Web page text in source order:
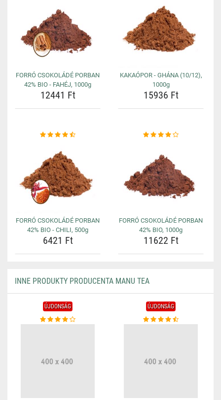
FORRÓ CSOKOLÁDÉ PORBAN
42% BIO - FAHÉJ, 1000g
12441 Ft
KAKAÓPOR - GHÁNA (10/12),
1000g
15936 Ft
FORRÓ CSOKOLÁDÉ PORBAN
42% BIO - CHILI, 500g
6421 Ft
FORRÓ CSOKOLÁDÉ PORBAN
42% BIO, 1000g
11622 Ft
INNE PRODUKTY PRODUCENTA MANU TEA
ÚJDONSÁG ÚJDONSÁG